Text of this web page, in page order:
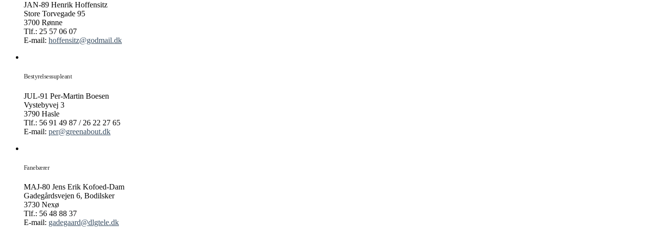
JAN-89 Henrik Hoffensitz
Store Torvegade 95
3700 Rønne
Tlf.: 25 57 06 07
E-mail: hoffensitz@godmail.dk
Bestyrelsessupleant
JUL-91 Per-Martin Boesen
Vystebyvej 3
3790 Hasle
Tlf.: 56 91 49 87 / 26 22 27 65
E-mail: per@greenabout.dk
Fanebærer
MAJ-80 Jens Erik Kofoed-Dam
Gadegårdsvejen 6, Bodilsker
3730 Nexø
Tlf.: 56 48 88 37
E-mail: gadegaard@dlgtele.dk